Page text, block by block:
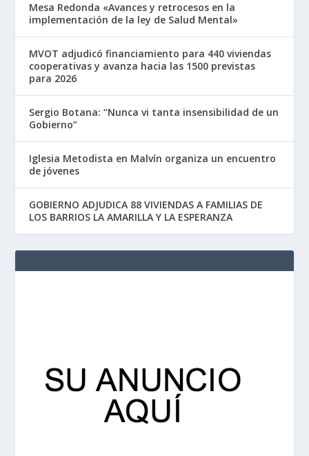
Mesa Redonda «Avances y retrocesos en la
implementación de la ley de Salud Mental»
MVOT adjudicó financiamiento para 440 viviendas
cooperativas y avanza hacia las 1500 previstas
para 2026
Sergio Botana: “Nunca vi tanta insensibilidad de un
Gobierno”
Iglesia Metodista en Malvín organiza un encuentro
de jóvenes
GOBIERNO ADJUDICA 88 VIVIENDAS A FAMILIAS DE
LOS BARRIOS LA AMARILLA Y LA ESPERANZA